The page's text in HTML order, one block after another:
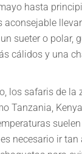
hasta
aconsejable
sueter o polar,
cálidos y una
los safaris de la
Tanzania, Kenya,
necesario ir tan